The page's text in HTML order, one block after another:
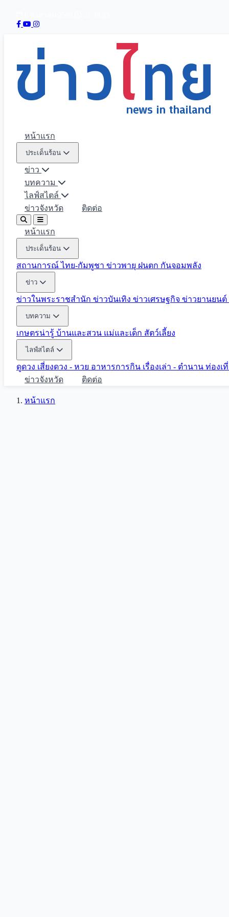
หน้าแรก
ประเด็นร้อน
ข่าว
บทความ
ไลฟ์สไตล์
ข่าวจังหวัด
ติดต่อ
หน้าแรก
ประเด็นร้อน
สถานการณ์ ไทย-กัมพูชา ข่าวพายุ ฝนตก กันจอมพลัง
ข่าว
ข่าวในพระราชสำนัก ข่าวบันเทิง ข่าวเศรษฐกิจ ข่าวยานยนต์
บทความ
เกษตรน่ารู้ บ้านและสวน แม่และเด็ก สัตว์เลี้ยง
ไลฟ์สไตล์
ดูดวง เสี่ยงดวง - หวย อาหารการกิน เรื่องเล่า - ตำนาน ท่องเ
ข่าวจังหวัด
ติดต่อ
หน้าแรก